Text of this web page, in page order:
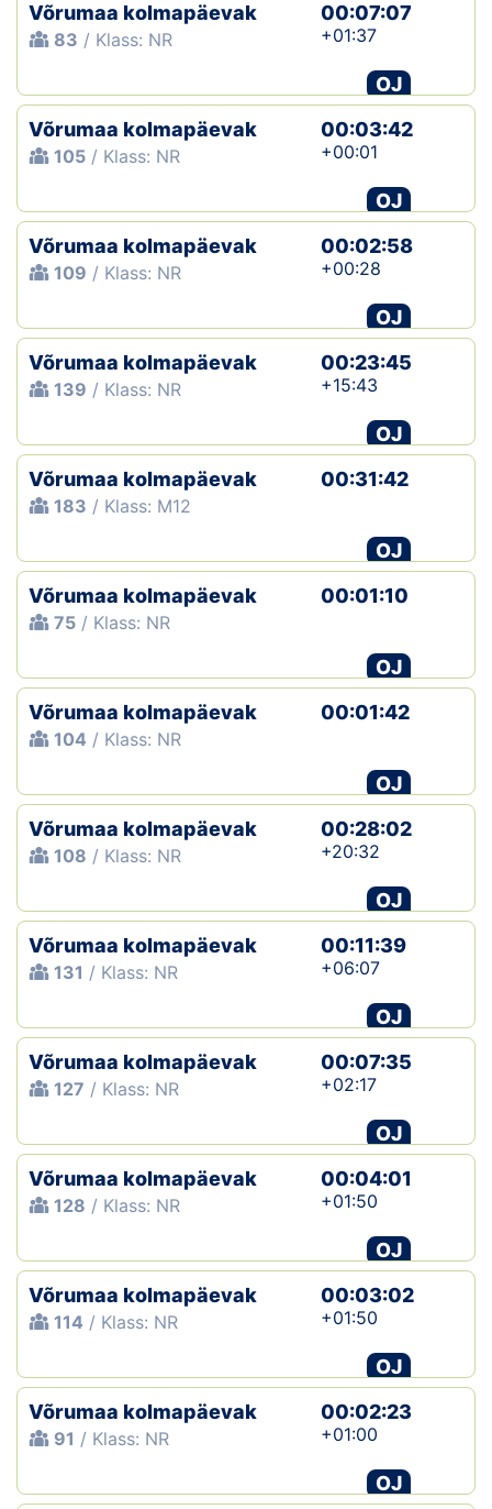
Võrumaa kolmapäevak
83 / Klass: NR
00:07:07
+01:37
OJ
Võrumaa kolmapäevak
105 / Klass: NR
00:03:42
+00:01
OJ
Võrumaa kolmapäevak
109 / Klass: NR
00:02:58
+00:28
OJ
Võrumaa kolmapäevak
139 / Klass: NR
00:23:45
+15:43
OJ
Võrumaa kolmapäevak
183 / Klass: M12
00:31:42
OJ
Võrumaa kolmapäevak
75 / Klass: NR
00:01:10
OJ
Võrumaa kolmapäevak
104 / Klass: NR
00:01:42
OJ
Võrumaa kolmapäevak
108 / Klass: NR
00:28:02
+20:32
OJ
Võrumaa kolmapäevak
131 / Klass: NR
00:11:39
+06:07
OJ
Võrumaa kolmapäevak
127 / Klass: NR
00:07:35
+02:17
OJ
Võrumaa kolmapäevak
128 / Klass: NR
00:04:01
+01:50
OJ
Võrumaa kolmapäevak
114 / Klass: NR
00:03:02
+01:50
OJ
Võrumaa kolmapäevak
91 / Klass: NR
00:02:23
+01:00
OJ